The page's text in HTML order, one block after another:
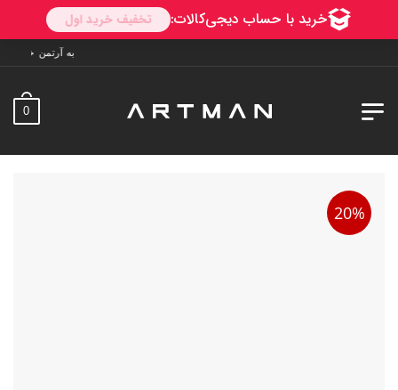
به آرتمن خوش آمدید. ارسال به سراسر
0
20%